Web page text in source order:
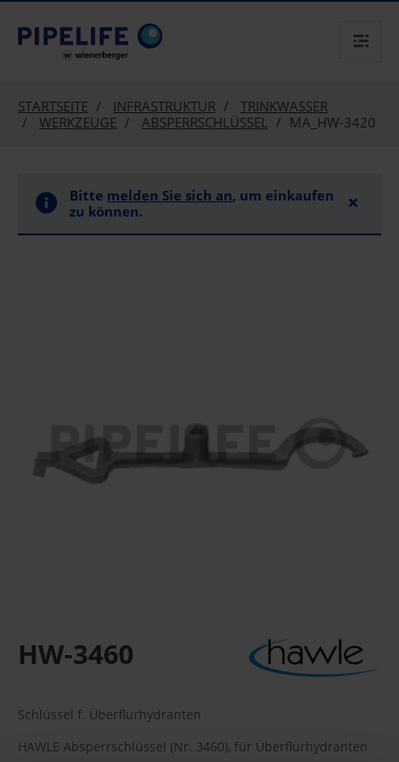
text.skipToContent
text.skipToNavigation
STARTSEITE INFRASTRUKTUR
TRINKWASSER
WERKZEUGE
ABSPERRSCHLÜSSEL MA_HW-3420
Bitte melden Sie sich an, um einkaufen
zu können.
×
HW-3460
Schlüssel f. Überflurhydranten
HAWLE Absperrschlüssel (Nr. 3460), für Überflurhydranten